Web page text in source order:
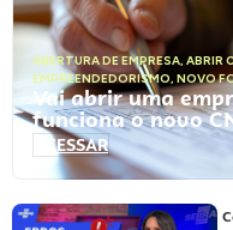
ABERTURA DE EMPRESA, ABRIR
EMPREENDEDORISMO, NOVO
Vai abrir uma
funciona o novo
ACESSAR